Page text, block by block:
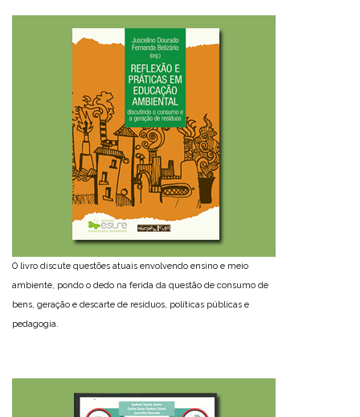
O livro discute questões atuais envolvendo ensino e meio
ambiente, pondo o dedo na ferida da questão de consumo de
bens, geração e descarte de resíduos, políticas públicas e
pedagogia.